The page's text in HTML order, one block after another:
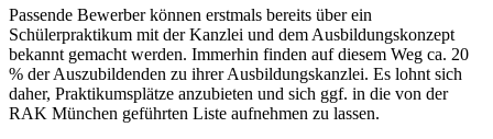
Passende Bewerber können erstmals bereits über ein
Schülerpraktikum mit der Kanzlei und dem Ausbildungskonzept
bekannt gemacht werden. Immerhin finden auf diesem Weg ca. 20
% der Auszubildenden zu ihrer Ausbildungskanzlei. Es lohnt sich
daher, Praktikumsplätze anzubieten und sich ggf. in die von der
RAK München geführten Liste aufnehmen zu lassen.